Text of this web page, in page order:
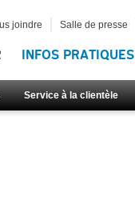
INFOS PRATIQUES
Service à la clientèle
joindre Salle de presse